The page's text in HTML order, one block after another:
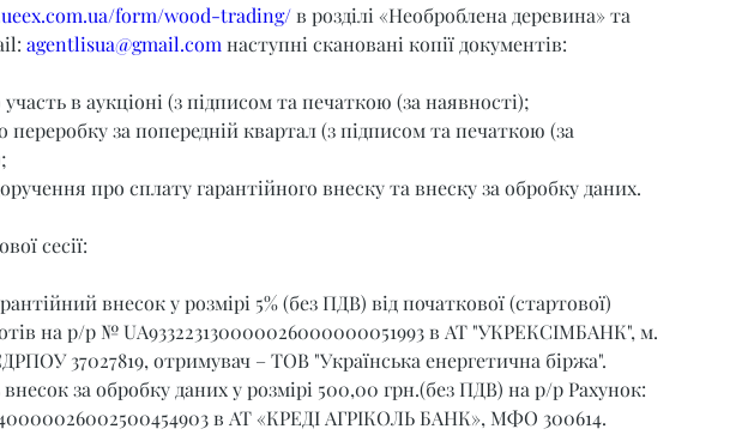
form/wood-trading/ в розділі «Необроблена деревина» та
agentlisua@gmail.com наступні скановані копії документів:
в аукціоні (з підписом та печаткою (за наявності);
переробку за попередній квартал (з підписом та печаткою (за
про сплату гарантійного внеску та внеску за обробку даних.
сесії:
внесок у розмірі 5% (без ПДВ) від початкової (стартової)
на р/р № UA933223130000026000000051993 в АТ "УКРЕКСІМБАНК", м.
37027819, отримувач – ТОВ "Українська енергетична біржа".
за обробку даних у розмірі 500,00 грн.(без ПДВ) на р/р Рахунок:
в АТ «КРЕДІ АГРІКОЛЬ БАНК», МФО 300614.